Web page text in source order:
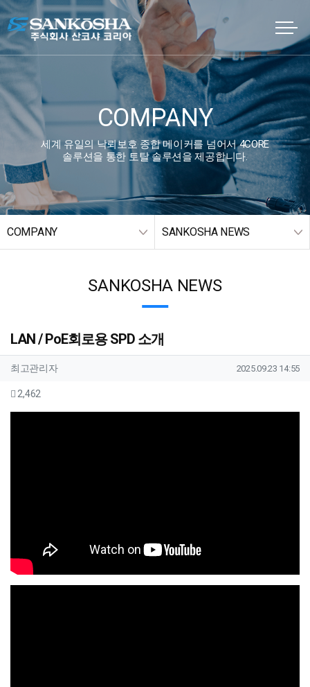
COMPANY
세계 유일의 낙뢰보호 종합 메이커를 넘어서 4CORE
솔루션을 통한 토탈 솔루션을 제공합니다.
COMPANY SANKOSHA NEWS
SANKOSHA NEWS
LAN / PoE회로용 SPD 소개
작성자 정보
최고관리자작성 작성일
2025.09.23 14:55
컨텐츠 정보
2,462조회